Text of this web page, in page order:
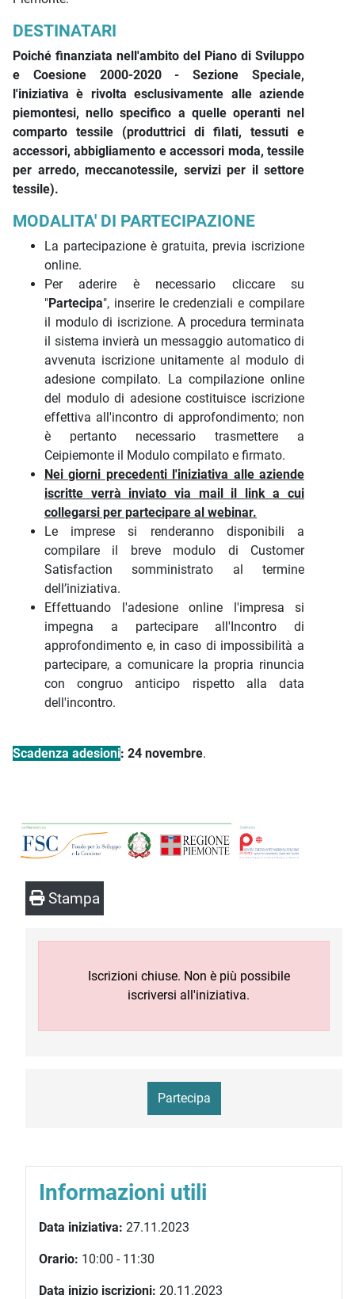
DESTINATARI
Poiché finanziata nell'ambito del Piano di Sviluppo
e Coesione 2000-2020 - Sezione Speciale,
l'iniziativa è rivolta esclusivamente alle aziende
piemontesi, nello specifico a quelle operanti nel
comparto tessile (produttrici di filati, tessuti e
accessori, abbigliamento e accessori moda, tessile
per arredo, meccanotessile, servizi per il settore
tessile).
MODALITA' DI PARTECIPAZIONE
La partecipazione è gratuita, previa iscrizione
online.
Per aderire è necessario cliccare su
"Partecipa", inserire le credenziali e compilare
il modulo di iscrizione. A procedura terminata
il sistema invierà un messaggio automatico di
avvenuta iscrizione unitamente al modulo di
adesione compilato. La compilazione online
del modulo di adesione costituisce iscrizione
effettiva all'incontro di approfondimento; non
è pertanto necessario trasmettere a
Ceipiemonte il Modulo compilato e firmato.
Nei giorni precedenti l'iniziativa alle aziende
iscritte verrà inviato via mail il link a cui
collegarsi per partecipare al webinar.
Le imprese si renderanno disponibili a
compilare il breve modulo di Customer
Satisfaction somministrato al termine
dell’iniziativa.
Effettuando l'adesione online l'impresa si
impegna a partecipare all'Incontro di
approfondimento e, in caso di impossibilità a
partecipare, a comunicare la propria rinuncia
con congruo anticipo rispetto alla data
dell'incontro.
Scadenza adesioni: 24 novembre.
Stampa
Iscrizioni chiuse. Non è più possibile
iscriversi all'iniziativa.
Partecipa
Informazioni utili
Data iniziativa: 27.11.2023
Orario: 10:00 - 11:30
Data inizio iscrizioni: 20.11.2023